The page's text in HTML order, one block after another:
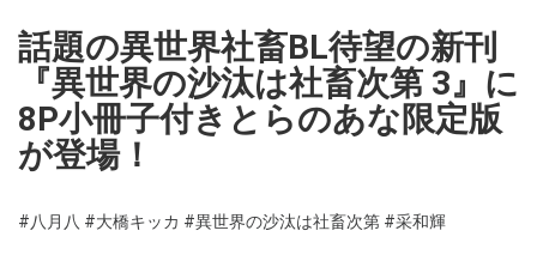
話題の異世界社畜BL待望の新刊
『異世界の沙汰は社畜次第 3』に
8P小冊子付きとらのあな限定版
が登場！
#八月八 #大橋キッカ #異世界の沙汰は社畜次第 #采和輝